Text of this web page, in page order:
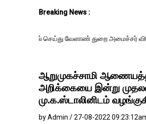
Breaking News :
வேளாண் துறை அமைச்சர் வினோத் வாசித்து
ஆறுமுகச்சாமி
அறிக்கையை இன்று
மு.க.ஸ்டாலினிடம்
by Admin / 27-08-2022